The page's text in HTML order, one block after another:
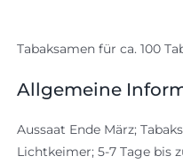
Tabaksamen für ca. 100
Allgemeine
Aussaat Ende März;
Lichtkeimer; 5-7 Tage bis